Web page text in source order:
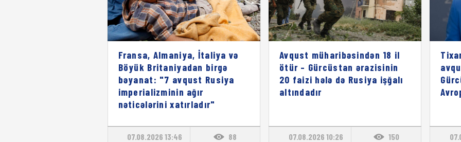
Fransa, Almaniya, İtaliya və
Böyük Britaniyadan birgə
bəyanat: "7 avqust Rusiya
imperializminin ağır
nəticələrini xatırladır"
07.08.2026 13:46 88
Avqust müharibəsindən 18 il
ötür – Gürcüstan ərazisinin
20 faizi hələ də Rusiya işğalı
altındadır
07.08.2026 10:26 150